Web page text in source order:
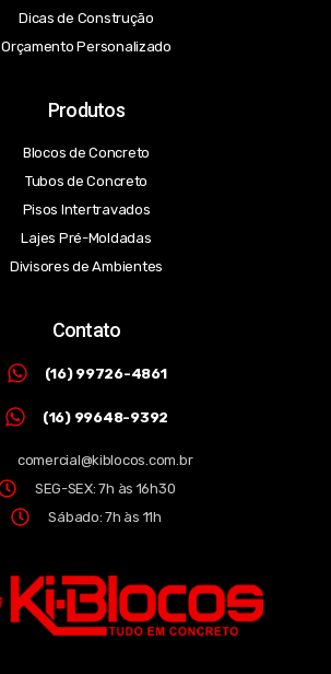
Dicas de Construção
Orçamento Personalizado
Produtos
Blocos de Concreto
Tubos de Concreto
Pisos Intertravados
Lajes Pré-Moldadas
Divisores de Ambientes
Contato
(16) 99726-4861
(16) 99648-9392
comercial@kiblocos.com.br
SEG-SEX: 7h às 16h30
Sábado: 7h às 11h